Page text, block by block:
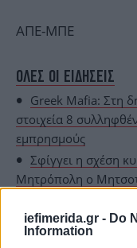
iefimerida.gr - Do
Information
ΑΠΕ-ΜΠΕ
ΟΛΕΣ ΟΙ ΕΙΔΗΣΕΙΣ
Greek Mafia: Στη
στοιχεία 8
εμπρησμούς
Σφίγγει η σχέση
Μητρόπολη ο
Πάσχα:
-Αυξημένη κίνηση